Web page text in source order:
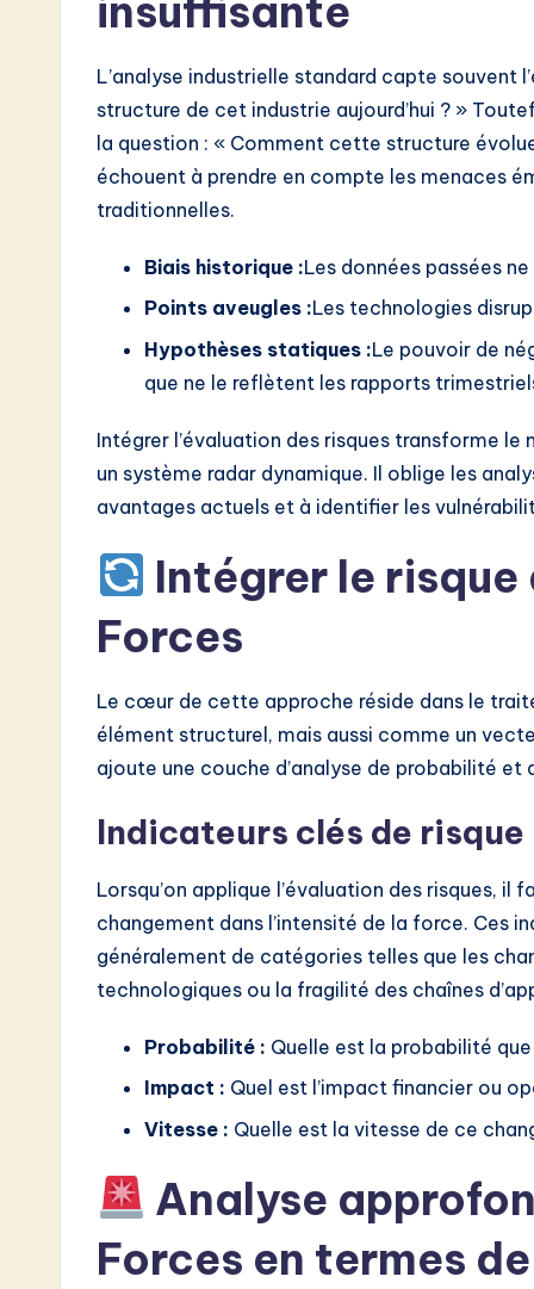
winsuffisante
L’analyse industrielle standard capte souvent
structure de cet industrie aujourd’hui ? »
la question : « Comment cette structure
échouent à prendre en compte les menaces
traditionnelles.
Biais historique :Les données passées
Points aveugles :Les technologies
Hypothèses statiques :Le pouvoir de
que ne le reflètent les rapports
Intégrer l’évaluation des risques transforme le
un système radar dynamique. Il oblige les
avantages actuels et à identifier les
Intégrer le risque
Forces
Le cœur de cette approche réside dans le
élément structurel, mais aussi comme un
ajoute une couche d’analyse de probabilité
Indicateurs clés de
Lorsqu’on applique l’évaluation des risques,
changement dans l’intensité de la force. Ces
généralement de catégories telles que les
technologiques ou la fragilité des chaînes
Probabilité : Quelle est la probabilité
Impact : Quel est l’impact financier ou
Vitesse : Quelle est la vitesse de ce
Analyse
Forces en termes